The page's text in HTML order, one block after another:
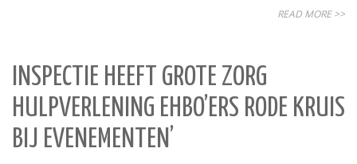
READ MORE >>
INSPECTIE HEEFT GROTE ZORG
HULPVERLENING EHBO’ERS RODE KRUIS
BIJ EVENEMENTEN’